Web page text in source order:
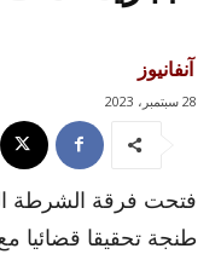
آنفانيوز
28 سبتمبر، 2023
فتحت فرقة الشرطة